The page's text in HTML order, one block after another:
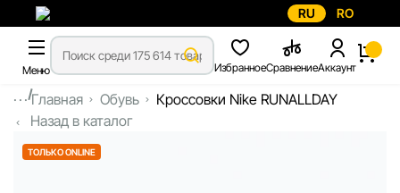
RU RO
Меню ИзбранноеСравнениеАккаунт
...Главная Обувь
Кроссовки Nike RUNALLDAY
Назад в каталог
ТОЛЬКО ONLINE